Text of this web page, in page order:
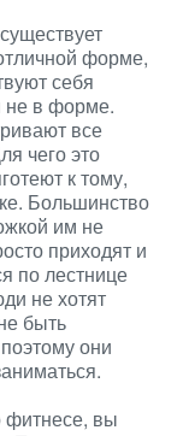
форме,
себя
не в форме.
все
чего это
к тому,
Большинство
им не
приходят и
по лестнице
не хотят
быть
они
фитнесе, вы